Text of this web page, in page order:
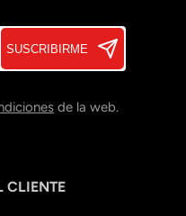
SUSCRIBIRME
de la web.
CLIENTE